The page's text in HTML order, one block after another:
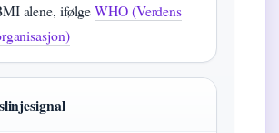
alene, ifølgeWHO (Verdens